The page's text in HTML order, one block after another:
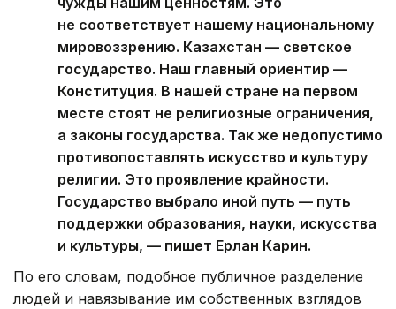
не соответствует нашему национальному
мировоззрению. Казахстан — светское
государство. Наш главный ориентир —
Конституция. В нашей стране на первом
месте стоят не религиозные ограничения,
а законы государства. Так же недопустимо
противопоставлять искусство и культуру
религии. Это проявление крайности.
Государство выбрало иной путь — путь
поддержки образования, науки, искусства
и культуры, — пишет Ерлан Карин.
По его словам, подобное публичное разделение
людей и навязывание им собственных взглядов